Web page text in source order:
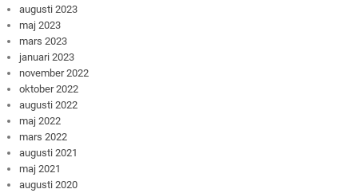
augusti 2023
maj 2023
mars 2023
januari 2023
november 2022
oktober 2022
augusti 2022
maj 2022
mars 2022
augusti 2021
maj 2021
augusti 2020